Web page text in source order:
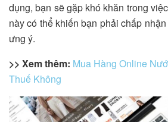
dụng, bạn sẽ gặp khó khăn trong
này có thể khiến bạn phải chấp
ưng ý.
>> Xem thêm: Mua Hàng Online
Thuế Không